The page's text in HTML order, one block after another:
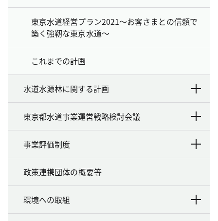
東京水道経営プラン2021～お客さまとの信頼で
築く強靭な東京水道～
これまでの計画
水道水源林に関する計画
東京都水道事業運営戦略検討会議
事業評価制度
政策連携団体の概要等
環境への取組